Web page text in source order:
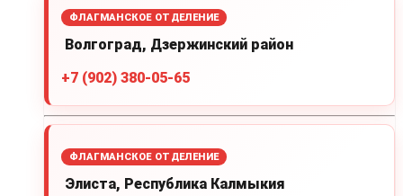
ФЛАГМАНСКОЕ ОТДЕЛЕНИЕ
Волгоград, Дзержинский район
+7 (902) 380-05-65
ФЛАГМАНСКОЕ ОТДЕЛЕНИЕ
Элиста, Республика Калмыкия